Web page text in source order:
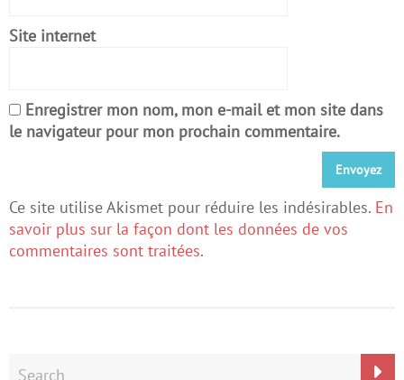
Site internet
Enregistrer mon nom, mon e-mail et mon site dans
le navigateur pour mon prochain commentaire.
Ce site utilise Akismet pour réduire les indésirables. En
savoir plus sur la façon dont les données de vos
commentaires sont traitées.